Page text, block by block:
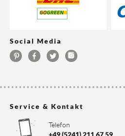
Social Media
Service & Kontakt
Telefon
+49 (5241) 211 67 59